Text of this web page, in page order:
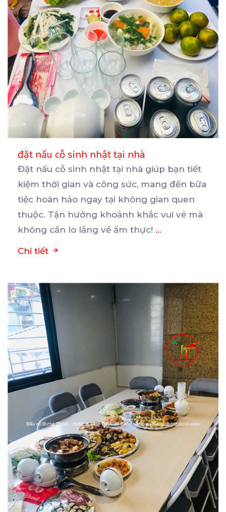
đặt nấu cỗ sinh nhật tại nhà
Đặt nấu cỗ sinh nhật tại nhà giúp bạn tiết
kiệm thời gian và công sức, mang đến bữa
tiệc hoàn hảo ngay tại không gian quen
thuộc. Tận hưởng khoảnh khắc vui vẻ mà
không cần lo lắng về ẩm thực! ...
Chi tiết